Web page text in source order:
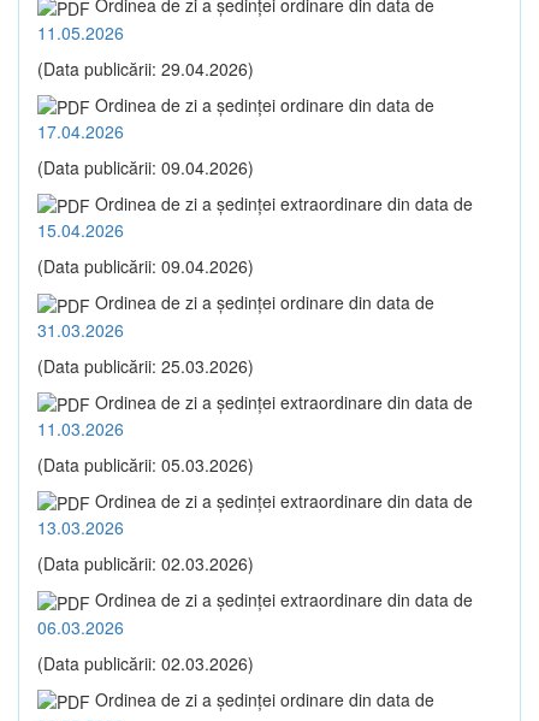
Ordinea de zi a şedinţei ordinare din data de
11.05.2026
(Data publicării: 29.04.2026)
Ordinea de zi a şedinţei ordinare din data de
17.04.2026
(Data publicării: 09.04.2026)
Ordinea de zi a şedinţei extraordinare din data de
15.04.2026
(Data publicării: 09.04.2026)
Ordinea de zi a şedinţei ordinare din data de
31.03.2026
(Data publicării: 25.03.2026)
Ordinea de zi a şedinţei extraordinare din data de
11.03.2026
(Data publicării: 05.03.2026)
Ordinea de zi a şedinţei extraordinare din data de
13.03.2026
(Data publicării: 02.03.2026)
Ordinea de zi a şedinţei extraordinare din data de
06.03.2026
(Data publicării: 02.03.2026)
Ordinea de zi a şedinţei ordinare din data de